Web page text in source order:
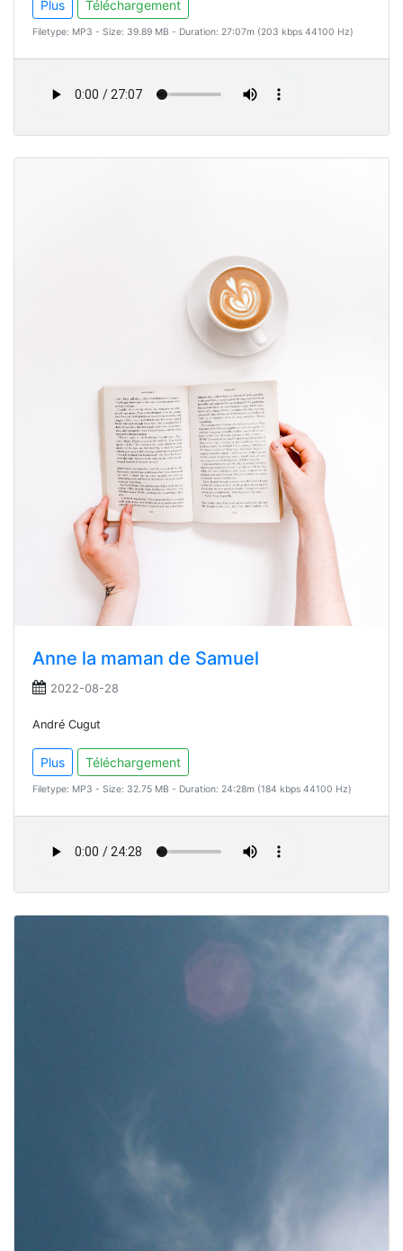
Plus Téléchargement
Filetype: MP3 - Size: 39.89 MB - Duration: 27:07m (203 kbps 44100 Hz)
Anne la maman de Samuel
2022-08-28
André Cugut
Plus Téléchargement
Filetype: MP3 - Size: 32.75 MB - Duration: 24:28m (184 kbps 44100 Hz)